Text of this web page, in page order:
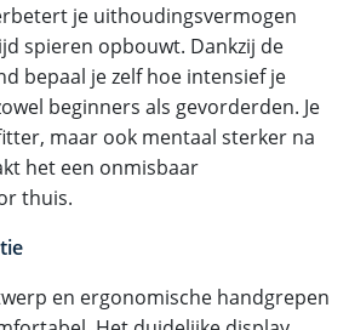
je uithoudingsvermogen
spieren opbouwt. Dankzij de
bepaal je zelf hoe intensief je
beginners als gevorderden. Je
maar ook mentaal sterker na
het een onmisbaar
thuis.
en ergonomische handgrepen